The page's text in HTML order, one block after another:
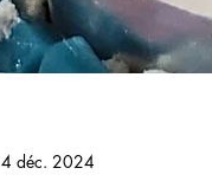
4 déc. 2024